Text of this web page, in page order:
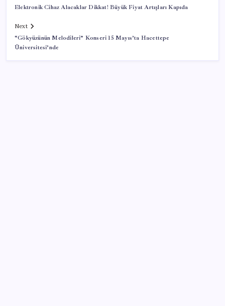
Elektronik Cihaz Alacaklar Dikkat! Büyük Fiyat Artışları Kapıda
Next
“Gökyüzünün Melodileri” Konseri 15 Mayıs’ta Hacettepe
Üniversitesi’nde